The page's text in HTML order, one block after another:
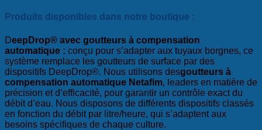
Produits disponibles dans notre boutique :
DeepDrop® avec goutteurs à compensation
automatique : conçu pour s’adapter aux tuyaux borgnes, ce
système remplace les goutteurs de surface par des
dispositifs DeepDrop®. Nous utilisons desgoutteurs à
compensation automatique Netafim, leaders en matière de
précision et d’efficacité, pour garantir un contrôle exact du
débit d’eau. Nous disposons de différents dispositifs classés
en fonction du débit par litre/heure, qui s’adaptent aux
besoins spécifiques de chaque culture.